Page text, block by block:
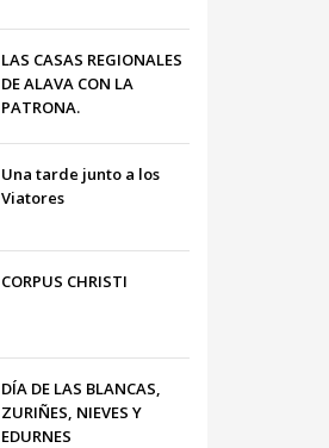
LAS CASAS REGIONALES
DE ALAVA CON LA
PATRONA.
Una tarde junto a los
Viatores
CORPUS CHRISTI
DÍA DE LAS BLANCAS,
ZURIÑES, NIEVES Y
EDURNES